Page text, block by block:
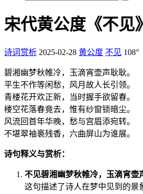
宋代黄公度《不见
诗词赏析 2025-02-28 黄公度 不见 108°
碧湘幽梦秋帷冷，玉滴宵壶声耿耿。
平生不作等闲愁，风月故人长引领。
青楼花开欢正新，当时握手欲留春。
楼空花落春竟去，惟有纱窗锁暗尘。
风流回首年华晚，愁与宫眉添宛转。
不堪翠袖裛残香，六曲屏山为谁展。
诗句释义与赏析：
不见碧湘幽梦秋帷冷，玉滴宵壶
这句描述了诗人在梦中见到的景